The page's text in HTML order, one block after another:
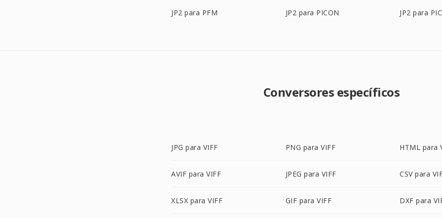
JP2 para PFM JP2 para PICON JP2 para
Conversores específicos
JPG para VIFF PNG para VIFF HTML para
AVIF para VIFF JPEG para VIFF CSV para
XLSX para VIFF GIF para VIFF DXF para